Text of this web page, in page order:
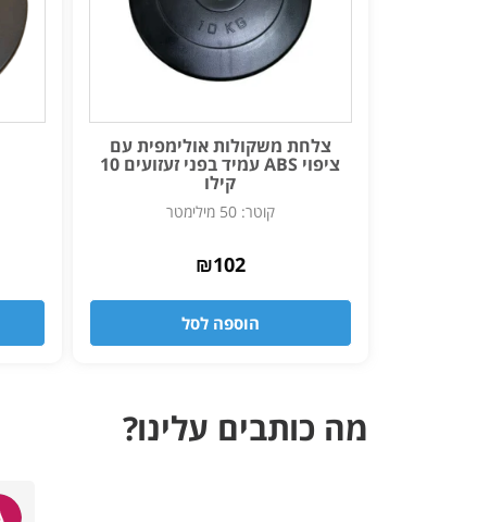
צלחת משקולות אולימפית עם
ציפוי ABS עמיד בפני זעזועים 10
קילו
קוטר: 50 מילימטר
₪102
הוספה לסל
מה כותבים עלינו?